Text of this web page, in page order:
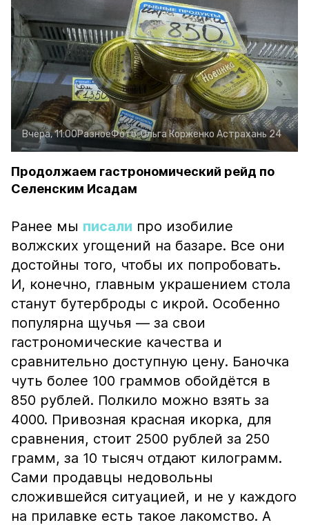
Вчера, 11:00РазноеФото:Ольга Корженко Астрахань 24
Продолжаем гастрономический рейд по
Селенским Исадам
Ранее мы писали про изобилие
волжских угощений на базаре. Все они
достойны того, чтобы их попробовать.
И, конечно, главным украшением стола
станут бутерброды с икрой. Особенно
популярна щучья — за свои
гастрономические качества и
сравнительно доступную цену. Баночка
чуть более 100 граммов обойдётся в
850 рублей. Полкило можно взять за
4000. Привозная красная икорка, для
сравнения, стоит 2500 рублей за 250
грамм, за 10 тысяч отдают килограмм.
Сами продавцы недовольны
сложившейся ситуацией, и не у каждого
на прилавке есть такое лакомство. А